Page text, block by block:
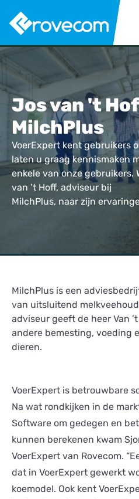
Jos van 't
MilchPlus
VoerExpert kent gebruikers
laten u graag kennismaken
enkele van onze gebruikers.
van ’t Hoff, adviseur bij
MilchPlus, naar zijn
MilchPlus is een
van uitsluitend
adviseur geeft de heer Van
andere bemesting, voeding
dieren.
VoerExpert is betrouwbare
Na wat rondkijken in de
Software om gedegen en
kunnen berekenen kwam
VoerExpert van Rovecom.
dat in VoerExpert gewerkt
koemodel. Ook kent